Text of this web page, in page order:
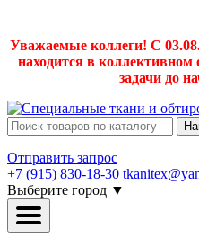
Уважаемые коллеги! С
находится в
задачи до
Отправить запрос
+7 (915) 830-18-30
Выберите город ▼